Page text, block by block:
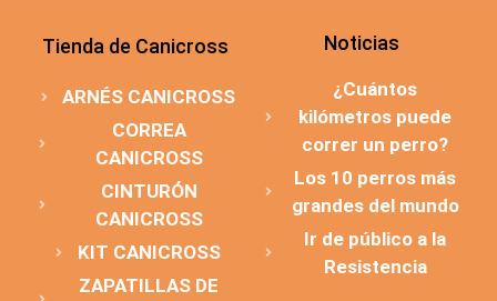
Tienda de Canicross
ARNÉS CANICROSS
CORREA
CANICROSS
CINTURÓN
CANICROSS
KIT CANICROSS
ZAPATILLAS DE
Noticias
¿Cuántos
kilómetros puede
correr un perro?
Los 10 perros más
grandes del mundo
Ir de público a la
Resistencia